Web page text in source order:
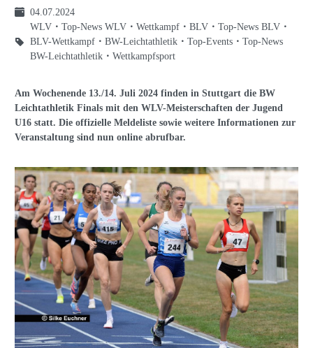
04.07.2024
WLV
Top-News WLV Wettkampf BLV
Top-News BLV
BLV-Wettkampf
BW-Leichtathletik Top-Events
Top-News
BW-Leichtathletik
Wettkampfsport
Am Wochenende 13./14. Juli 2024 finden in Stuttgart die BW
Leichtathletik Finals mit den WLV-Meisterschaften der Jugend
U16 statt. Die offizielle Meldeliste sowie weitere Informationen zur
Veranstaltung sind nun online abrufbar.